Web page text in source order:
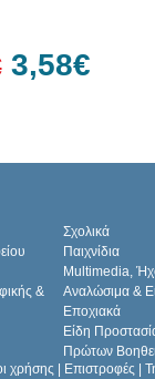
3,58€
Σχολικά
Παιχνίδια
Multimedia,
&
Αναλώσιμα &
Εποχιακά
Είδη
Πρώτων
χρήσης Επιστροφές